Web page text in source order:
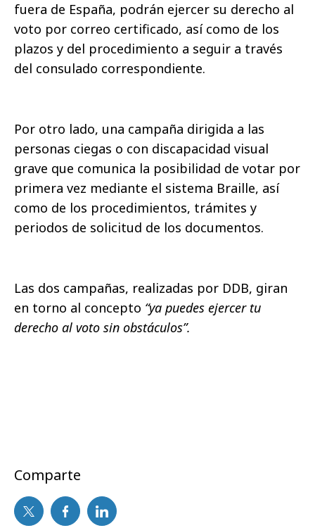
fuera de España, podrán ejercer su derecho al
voto por correo certificado, así como de los
plazos y del procedimiento a seguir a través
del consulado correspondiente.
Por otro lado, una campaña dirigida a las
personas ciegas o con discapacidad visual
grave que comunica la posibilidad de votar por
primera vez mediante el sistema Braille, así
como de los procedimientos, trámites y
periodos de solicitud de los documentos.
Las dos campañas, realizadas por DDB, giran
en torno al concepto “ya puedes ejercer tu
derecho al voto sin obstáculos”.
Comparte